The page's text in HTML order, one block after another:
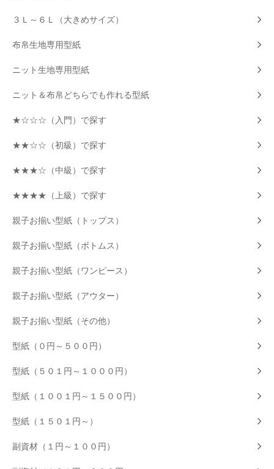
３Ｌ～６Ｌ（大きめサイズ）
布帛生地専用型紙
ニット生地専用型紙
ニット＆布帛どちらでも作れる型紙
★☆☆☆（入門）で探す
★★☆☆（初級）で探す
★★★☆（中級）で探す
★★★★（上級）で探す
親子お揃い型紙（トップス）
親子お揃い型紙（ボトムス）
親子お揃い型紙（ワンピース）
親子お揃い型紙（アウター）
親子お揃い型紙（その他）
型紙（０円～５００円）
型紙（５０１円～１０００円）
型紙（１００１円～１５００円）
型紙（１５０１円～）
副資材（１円～１００円）